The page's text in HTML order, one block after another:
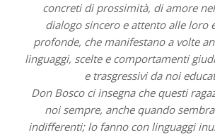
concreti di prossimità, di amore
dialogo sincero e attento alle loro
profonde, che manifestano a volte
linguaggi, scelte e comportamenti
e trasgressivi da noi
Don Bosco ci insegna che questi
noi sempre, anche quando
indifferenti; lo fanno con linguaggi